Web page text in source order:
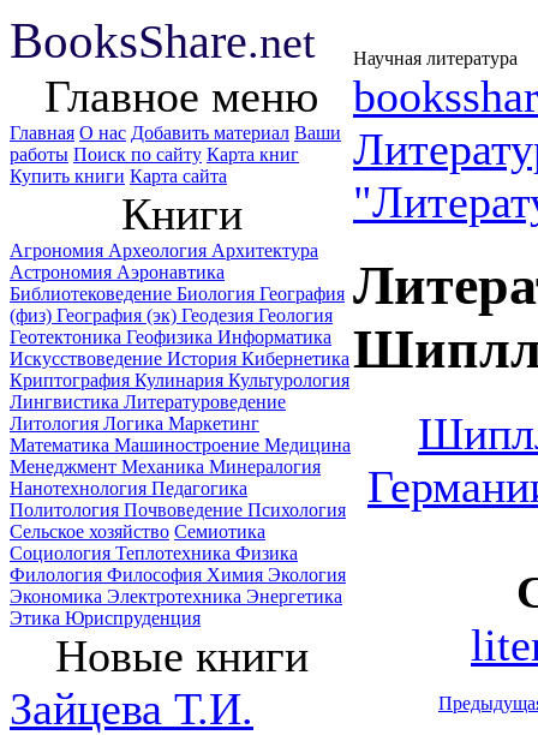
BooksShare.net Научная литература
Главное меню
Главная О нас Добавить материал Ваши
работы Поиск по сайту Карта книг
Купить книги Карта сайта
Книги
Агрономия Археология Архитектура
Астрономия Аэронавтика
Библиотековедение Биология География
(физ) География (эк) Геодезия Геология
Геотектоника Геофизика Информатика
Искусствоведение История Кибернетика
Криптография Кулинария Культурология
Лингвистика Литературоведение
Литология Логика Маркетинг
Математика Машиностроение Медицина
Менеджмент Механика Минералогия
Нанотехнология Педагогика
Политология Почвоведение Психология
Сельское хозяйство Семиотика
Социология Теплотехника Физика
Филология Философия Химия Экология
Экономика Электротехника Энергетика
Этика Юриспруденция
Новые книги
Зайцева Т.И.